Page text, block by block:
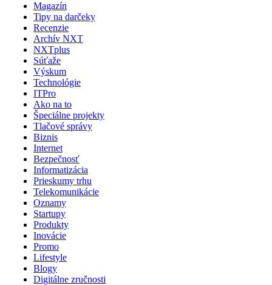
Magazín
Tipy na darčeky
Recenzie
Archív NXT
NXTplus
Súťaže
Výskum
Technológie
ITPro
Ako na to
Špeciálne projekty
Tlačové správy
Biznis
Internet
Bezpečnosť
Informatizácia
Prieskumy trhu
Telekomunikácie
Oznamy
Startupy
Produkty
Inovácie
Promo
Lifestyle
Blogy
Digitálne zručnosti